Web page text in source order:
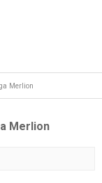
Merlion
Merlion